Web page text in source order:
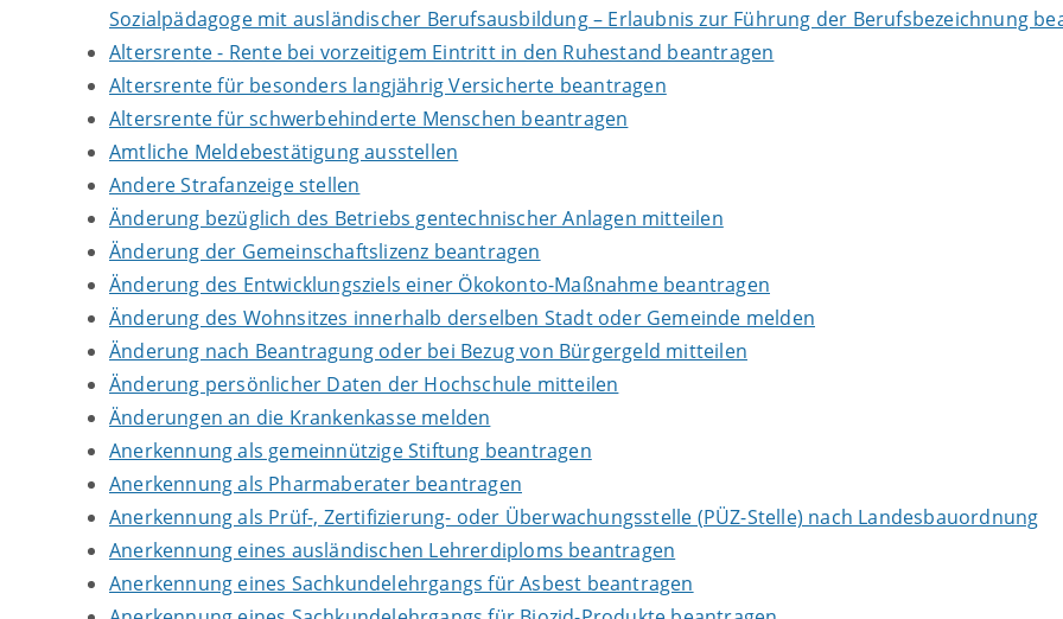
Sozialpädagoge mit ausländischer Berufsausbildung – Erlaubnis zur Führung der Berufsbezeichnung
Altersrente - Rente bei vorzeitigem Eintritt in den Ruhestand beantragen
Altersrente für besonders langjährig Versicherte beantragen
Altersrente für schwerbehinderte Menschen beantragen
Amtliche Meldebestätigung ausstellen
Andere Strafanzeige stellen
Änderung bezüglich des Betriebs gentechnischer Anlagen mitteilen
Änderung der Gemeinschaftslizenz beantragen
Änderung des Entwicklungsziels einer Ökokonto-Maßnahme beantragen
Änderung des Wohnsitzes innerhalb derselben Stadt oder Gemeinde melden
Änderung nach Beantragung oder bei Bezug von Bürgergeld mitteilen
Änderung persönlicher Daten der Hochschule mitteilen
Änderungen an die Krankenkasse melden
Anerkennung als gemeinnützige Stiftung beantragen
Anerkennung als Pharmaberater beantragen
Anerkennung als Prüf-, Zertifizierung- oder Überwachungsstelle (PÜZ-Stelle) nach Landesbauordnung
Anerkennung eines ausländischen Lehrerdiploms beantragen
Anerkennung eines Sachkundelehrgangs für Asbest beantragen